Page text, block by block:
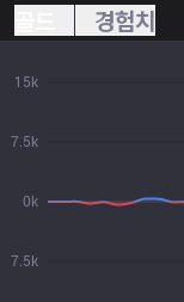
경험치
7.5k
0k
7.5k
15k